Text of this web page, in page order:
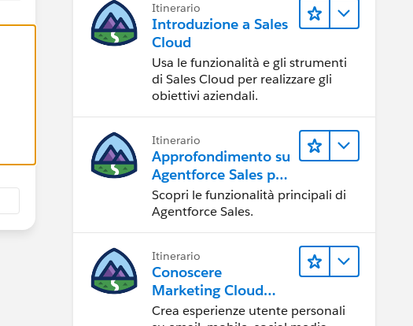
Itinerario
Introduzione a Sales
Cloud
Usa le funzionalità e gli strumenti
di Sales Cloud per realizzare gli
obiettivi aziendali.
Itinerario
Approfondimento su
Agentforce Sales per
gli amministratori
Scopri le funzionalità principali di
Agentforce Sales.
Itinerario
Conoscere
Marketing Cloud
Engagement
Crea esperienze utente personali